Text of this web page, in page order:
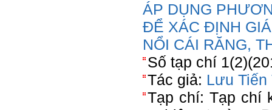
ÁP DỤNG
ĐỂ XÁC ĐỊNH
NỔI CÁI RĂNG,
Số tạp chí
Tác giả: Lưu Tiến
Tạp chí: Tạp chí